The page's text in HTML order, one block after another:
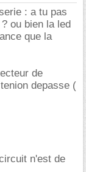
: a tu pas
ou bien la led
que la
de
depasse (
n'est de